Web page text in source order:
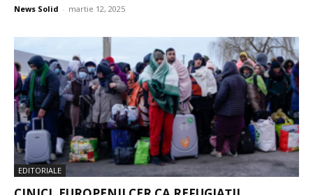
News Solid - martie 12, 2025
EDITORIALE